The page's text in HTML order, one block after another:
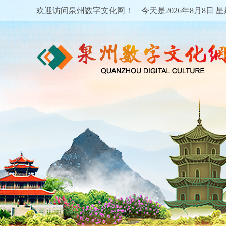
欢迎访问泉州数字文化网！ 今天是2026年8月8日